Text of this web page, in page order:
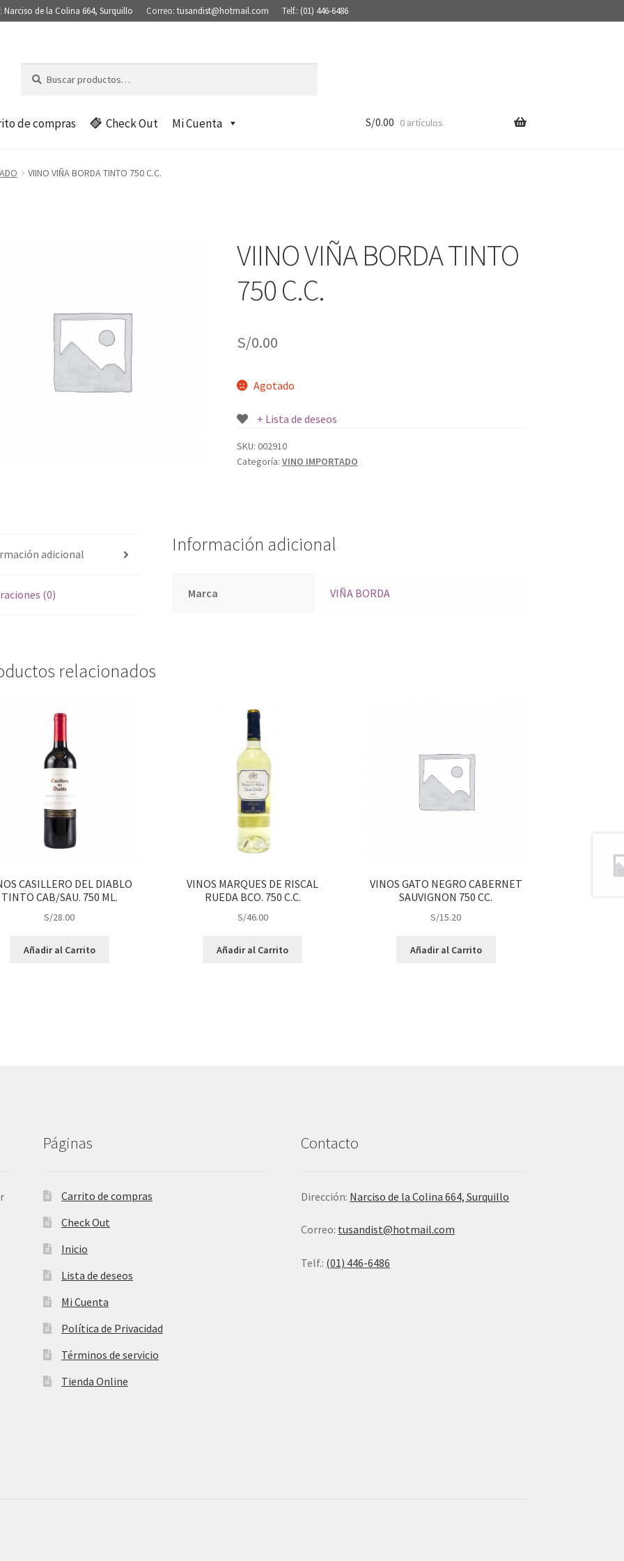
Narciso de la Colina 664, Surquillo Correo: tusandist@hotmail.com Telf.: (01) 446-6486
por:
c
a
de compras Check Out Mi Cuenta S/0.00 0 artículos
VIINO VIÑA BORDA TINTO 750 C.C.
VIINO VIÑA BORDA TINTO
750 C.C.
S/0.00
Agotado
+ Lista de deseos
SKU: 002910
Categoría: VINO IMPORTADO
adicional
(0)
Información adicional
Marca VIÑA BORDA
relacionados
CASILLERO DEL DIABLO
TINTO CAB/SAU. 750 ML.
S/28.00
Añadir al Carrito
VINOS MARQUES DE RISCAL
RUEDA BCO. 750 C.C.
S/46.00
Añadir al Carrito
VINOS GATO NEGRO CABERNET
SAUVIGNON 750 CC.
S/15.20
Añadir al Carrito
Páginas
Carrito de compras
Check Out
Inicio
Lista de deseos
Mi Cuenta
Política de Privacidad
Términos de servicio
Tienda Online
Contacto
Dirección: Narciso de la Colina 664, Surquillo
Correo: tusandist@hotmail.com
Telf.: (01) 446-6486